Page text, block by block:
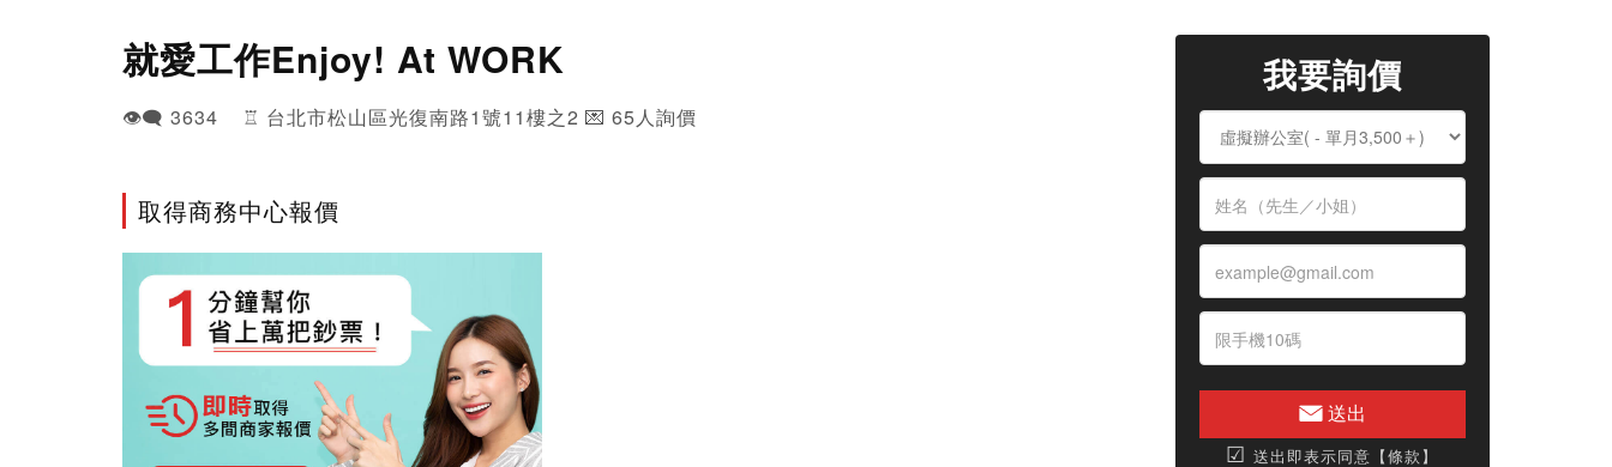
就愛工作Enjoy! At WORK
👁️‍🗨️ 3634 ♖ 台北市松山區光復南路1號11樓之2 💌 65人詢價
取得商務中心報價
我要詢價
送出
☑送出即表示同意【條款】